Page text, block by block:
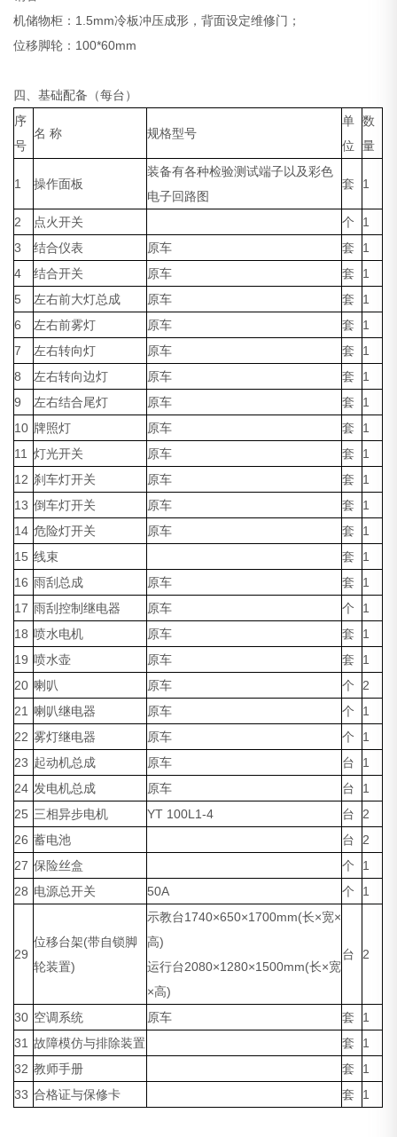
机储物柜：1.5mm冷板冲压成形，背面设定维修门；
位移脚轮：100*60mm
四、基础配备（每台）
序
号
名 称 规格型号
单
位
数
量
1 操作面板
装备有各种检验测试端子以及彩色
电子回路图
套 1
2 点火开关 个
1
3
结合仪表 原车 套
1
4
结合开关 原车 套
1
5
左右前大灯总成 原车 套
1
6
左右前雾灯 原车 套
1
7
左右转向灯 原车 套
1
8
左右转向边灯 原车 套
1
9
左右结合尾灯 原车 套
1
10 牌照灯 原车 套
1
11 灯光开关 原车 套
1
12 刹车灯开关 原车 套
1
13 倒车灯开关 原车 套
1
14 危险灯开关 原车 套
1
15 线束 套
1
16 雨刮总成 原车 套
1
17 雨刮控制继电器 原车 个
1
18 喷水电机 原车 套
1
19 喷水壶 原车 套
1
20 喇叭 原车 个
2
21 喇叭继电器 原车 个
1
22 雾灯继电器 原车 个
1
23 起动机总成 原车 台
1
24 发电机总成 原车 台
1
25 三相异步电机 YT 100L1-4 台
2
26 蓄电池 台
2
27 保险丝盒 个
1
28 电源总开关 50A 个 1
29
位移台架(带自锁脚
轮装置)
示教台1740×650×1700mm(长×宽×
高)
运行台2080×1280×1500mm(长×宽
×高)
台 2
30 空调系统 原车 套
1
31 故障模仿与排除装置 套
1
32 教师手册 套
1
33 合格证与保修卡 套 1